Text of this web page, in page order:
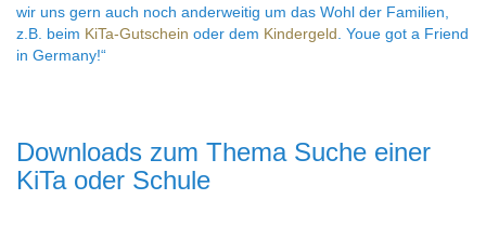
wir uns gern auch noch anderweitig um das Wohl der Familien,
z.B. beim KiTa-Gutschein oder dem Kindergeld . Youe got a Friend
in Germany!“
Downloads zum Thema Suche einer
KiTa oder Schule